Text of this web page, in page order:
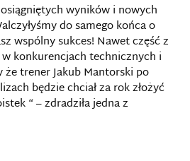
wyników i nowych
do samego końca o
wspólny sukces! Nawet część z
konkurencjach technicznych i
trener Jakub Mantorski po
będzie chciał za rok złożyć
“ – zdradziła jedna z